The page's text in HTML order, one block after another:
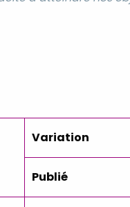
Variation
Publié